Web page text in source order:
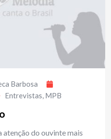
Barbosa
Entrevistas, MPB
do ouvinte mais